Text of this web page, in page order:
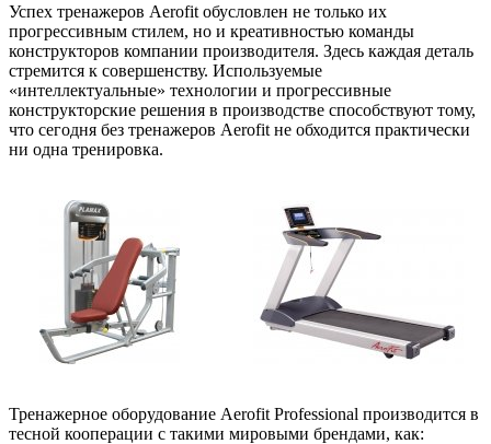
Успех тренажеров Aerofit обусловлен не только их
прогрессивным стилем, но и креативностью команды
конструкторов компании производителя. Здесь каждая деталь
стремится к совершенству. Используемые
«интеллектуальные» технологии и прогрессивные
конструкторские решения в производстве способствуют тому,
что сегодня без тренажеров Aerofit не обходится практически
ни одна тренировка.
Тренажерное оборудование Aerofit Professional производится в
тесной кооперации с такими мировыми брендами, как: